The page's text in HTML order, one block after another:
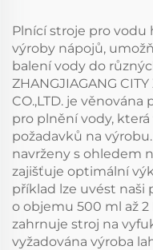
Plnící stroje pro vodu
výroby nápojů,
balení vody do
ZHANGJIAGANG
CO.,LTD. je
pro plnění vody,
požadavků na
navrženy s ohledem
zajišťuje optimální
příklad lze uvést naši
o objemu 500 ml až
zahrnuje stroj na
vyžadována výroba